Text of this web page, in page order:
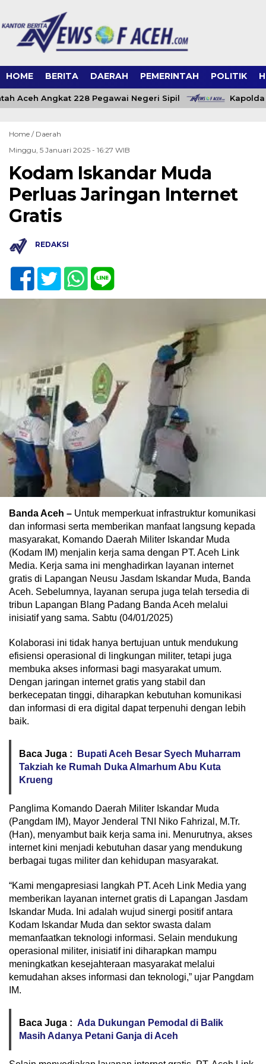
HOME BERITA DAERAH PEMERINTAH POLITIK
Aceh Angkat 228 Pegawai Negeri Sipil
Home / Daerah
Minggu, 5 Januari 2025 - 16:27 WIB
Kodam Iskandar Muda
Perluas Jaringan Internet
Gratis
REDAKSI
Banda Aceh – Untuk memperkuat infrastruktur komunikasi
dan informasi serta memberikan manfaat langsung kepada
masyarakat, Komando Daerah Militer Iskandar Muda
(Kodam IM) menjalin kerja sama dengan PT. Aceh Link
Media. Kerja sama ini menghadirkan layanan internet
gratis di Lapangan Neusu Jasdam Iskandar Muda, Banda
Aceh. Sebelumnya, layanan serupa juga telah tersedia di
tribun Lapangan Blang Padang Banda Aceh melalui
inisiatif yang sama. Sabtu (04/01/2025)
Kolaborasi ini tidak hanya bertujuan untuk mendukung
efisiensi operasional di lingkungan militer, tetapi juga
membuka akses informasi bagi masyarakat umum.
Dengan jaringan internet gratis yang stabil dan
berkecepatan tinggi, diharapkan kebutuhan komunikasi
dan informasi di era digital dapat terpenuhi dengan lebih
baik.
Baca Juga :
Bupati Aceh Besar Syech Muharram
Takziah ke Rumah Duka Almarhum Abu Kuta
Krueng
Panglima Komando Daerah Militer Iskandar Muda
(Pangdam IM), Mayor Jenderal TNI Niko Fahrizal, M.Tr.
(Han), menyambut baik kerja sama ini. Menurutnya, akses
internet kini menjadi kebutuhan dasar yang mendukung
berbagai tugas militer dan kehidupan masyarakat.
“Kami mengapresiasi langkah PT. Aceh Link Media yang
memberikan layanan internet gratis di Lapangan Jasdam
Iskandar Muda. Ini adalah wujud sinergi positif antara
Kodam Iskandar Muda dan sektor swasta dalam
memanfaatkan teknologi informasi. Selain mendukung
operasional militer, inisiatif ini diharapkan mampu
meningkatkan kesejahteraan masyarakat melalui
kemudahan akses informasi dan teknologi,” ujar Pangdam
IM.
Baca Juga : Ada Dukungan Pemodal di Balik
Masih Adanya Petani Ganja di Aceh